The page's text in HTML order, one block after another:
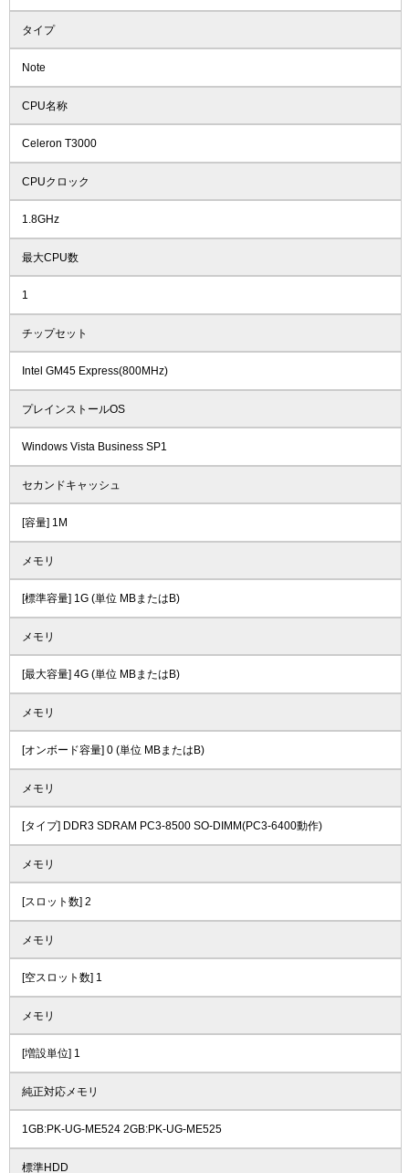
タイプ
Note
CPU名称
Celeron T3000
CPUクロック
1.8GHz
最大CPU数
1
チップセット
Intel GM45 Express(800MHz)
プレインストールOS
Windows Vista Business SP1
セカンドキャッシュ
[容量] 1M
メモリ
[標準容量] 1G (単位 MBまたはB)
メモリ
[最大容量] 4G (単位 MBまたはB)
メモリ
[オンボード容量] 0 (単位 MBまたはB)
メモリ
[タイプ] DDR3 SDRAM PC3-8500 SO-DIMM(PC3-6400動作)
メモリ
[スロット数] 2
メモリ
[空スロット数] 1
メモリ
[増設単位] 1
純正対応メモリ
1GB:PK-UG-ME524 2GB:PK-UG-ME525
標準HDD